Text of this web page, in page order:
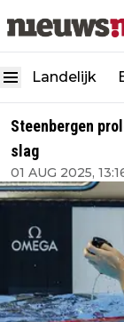
Landelijk
Steenbergen
slag
01 AUG 2025,